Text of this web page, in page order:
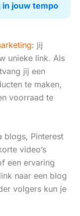
in jouw tempo
: jij
unieke link. Als
jij een
te maken,
voorraad te
blogs, Pinterest
video’s
een ervaring
naar een blog
volgers kun je